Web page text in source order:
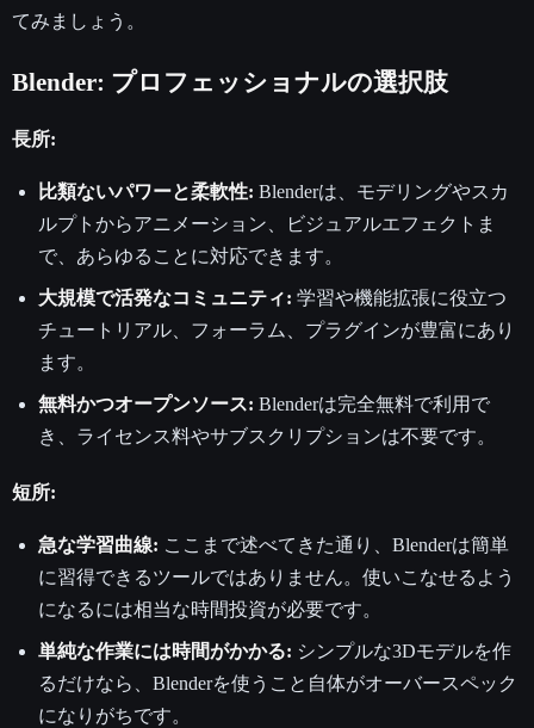
てみましょう。
Blender: プロフェッショナルの選択肢
長所:
比類ないパワーと柔軟性: Blenderは、モデリングやスカ
ルプトからアニメーション、ビジュアルエフェクトま
で、あらゆることに対応できます。
大規模で活発なコミュニティ: 学習や機能拡張に役立つ
チュートリアル、フォーラム、プラグインが豊富にあり
ます。
無料かつオープンソース: Blenderは完全無料で利用で
き、ライセンス料やサブスクリプションは不要です。
短所:
急な学習曲線: ここまで述べてきた通り、Blenderは簡単
に習得できるツールではありません。使いこなせるよう
になるには相当な時間投資が必要です。
単純な作業には時間がかかる: シンプルな3Dモデルを作
るだけなら、Blenderを使うこと自体がオーバースペック
になりがちです。